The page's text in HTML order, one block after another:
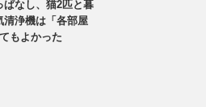
ぱなし、猫2匹と暮
清浄機は「各部屋
もよかった